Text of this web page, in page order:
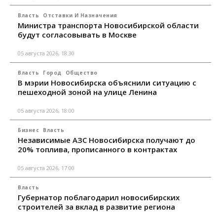
Власть Отставки И Назначения
Министра транспорта Новосибирской области
будут согласовывать в Москве
05 августа 2026, 18:30
Власть Город Общество
В мэрии Новосибирска объяснили ситуацию с
пешеходной зоной на улице Ленина
05 августа 2026, 18:00
Бизнес Власть
Независимые АЗС Новосибирска получают до
20% топлива, прописанного в контрактах
05 августа 2026, 17:00
Власть
Губернатор поблагодарил новосибирских
строителей за вклад в развитие региона